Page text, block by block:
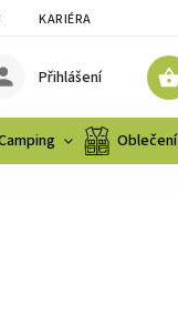
KARIÉRA
Přihlášení
Oblečení